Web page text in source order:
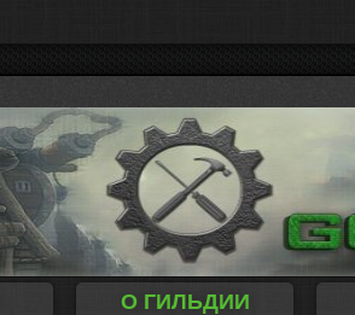
О ГИЛЬДИИ